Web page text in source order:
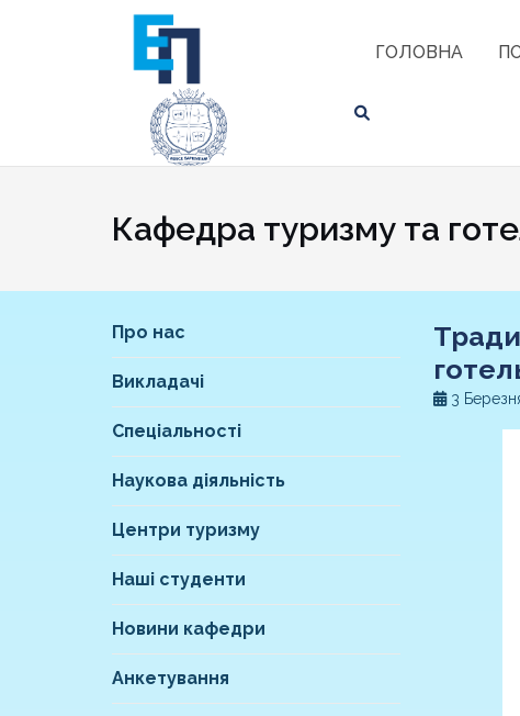
ГОЛОВНА
Кафедра туризму та
Про нас
Викладачі
Спеціальності
Наукова діяльність
Центри туризму
Наші студенти
Новини кафедри
Анкетування
3